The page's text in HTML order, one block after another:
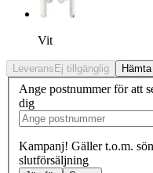
Vit
Leverans Ej tillgänglig
Ange postnummer för att
dig
Kampanj! Gäller t.o.m. söndag 30
slutförsäljning